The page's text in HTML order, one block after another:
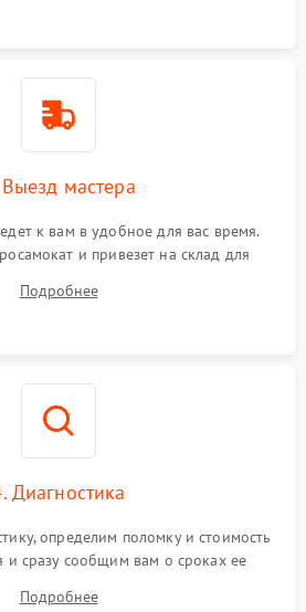
мастера
к вам в удобное для вас время.
и привезет на склад для
Подробнее
Диагностика
определим поломку и стоимость
и сразу сообщим вам о сроках ее
Подробнее